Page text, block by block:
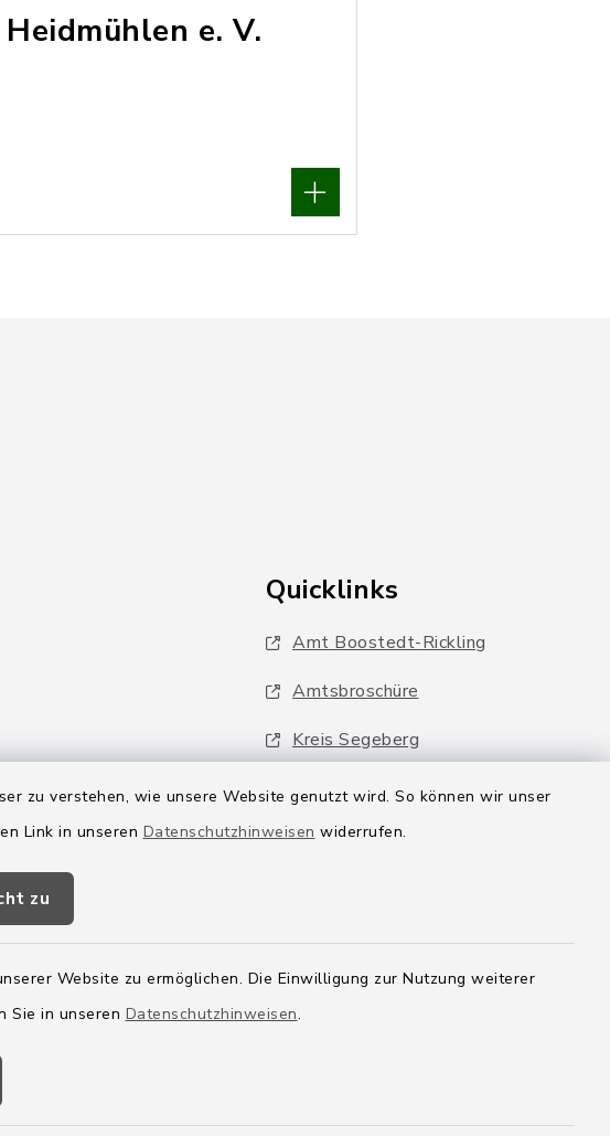
zu verstehen, wie unsere Website genutzt wird. So können wir unser
Link in unseren Datenschutzhinweisen widerrufen.
zu
Website zu ermöglichen. Die Einwilligung zur Nutzung weiterer
Sie in unseren Datenschutzhinweisen.
e. V.
Quicklinks
Amt Boostedt-Rickling
Amtsbroschüre
Kreis Segeberg
Wege-Zweckverband